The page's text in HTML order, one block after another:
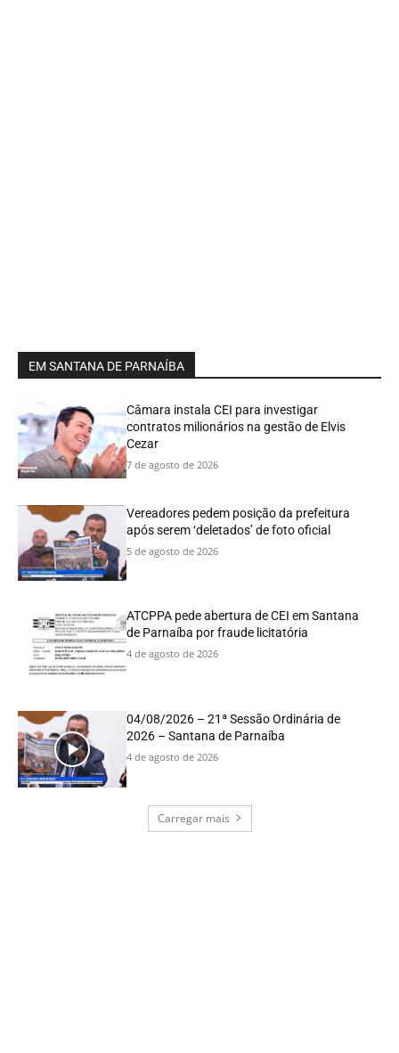
EM SANTANA DE PARNAÍBA
Câmara instala CEI para investigar
contratos milionários na gestão de Elvis
Cezar
7 de agosto de 2026
Vereadores pedem posição da prefeitura
após serem ‘deletados’ de foto oficial
5 de agosto de 2026
ATCPPA pede abertura de CEI em Santana
de Parnaíba por fraude licitatória
4 de agosto de 2026
04/08/2026 – 21ª Sessão Ordinária de
2026 – Santana de Parnaíba
4 de agosto de 2026
Carregar mais